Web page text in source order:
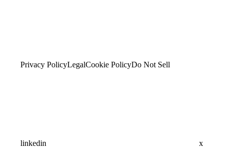
Privacy PolicyLegalCookie PolicyDo Not Sell
linkedin x